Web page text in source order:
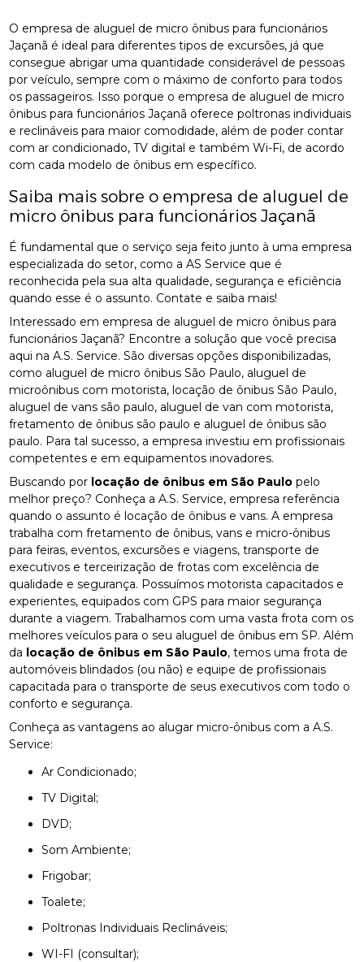
O empresa de aluguel de micro ônibus para funcionários
Jaçanã é ideal para diferentes tipos de excursões, já que
consegue abrigar uma quantidade considerável de pessoas
por veículo, sempre com o máximo de conforto para todos
os passageiros. Isso porque o empresa de aluguel de micro
ônibus para funcionários Jaçanã oferece poltronas individuais
e reclináveis para maior comodidade, além de poder contar
com ar condicionado, TV digital e também Wi-Fi, de acordo
com cada modelo de ônibus em específico.
Saiba mais sobre o empresa de aluguel de
micro ônibus para funcionários Jaçanã
É fundamental que o serviço seja feito junto à uma empresa
especializada do setor, como a AS Service que é
reconhecida pela sua alta qualidade, segurança e eficiência
quando esse é o assunto. Contate e saiba mais!
Interessado em empresa de aluguel de micro ônibus para
funcionários Jaçanã? Encontre a solução que você precisa
aqui na A.S. Service. São diversas opções disponibilizadas,
como aluguel de micro ônibus São Paulo, aluguel de
microônibus com motorista, locação de ônibus São Paulo,
aluguel de vans são paulo, aluguel de van com motorista,
fretamento de ônibus são paulo e aluguel de ônibus são
paulo. Para tal sucesso, a empresa investiu em profissionais
competentes e em equipamentos inovadores.
Buscando por locação de ônibus em São Paulo pelo
melhor preço? Conheça a A.S. Service, empresa referência
quando o assunto é locação de ônibus e vans. A empresa
trabalha com fretamento de ônibus, vans e micro-ônibus
para feiras, eventos, excursões e viagens, transporte de
executivos e terceirização de frotas com excelência de
qualidade e segurança. Possuímos motorista capacitados e
experientes, equipados com GPS para maior segurança
durante a viagem. Trabalhamos com uma vasta frota com os
melhores veículos para o seu aluguel de ônibus em SP. Além
da locação de ônibus em São Paulo, temos uma frota de
automóveis blindados (ou não) e equipe de profissionais
capacitada para o transporte de seus executivos com todo o
conforto e segurança.
Conheça as vantagens ao alugar micro-ônibus com a A.S.
Service:
Ar Condicionado;
TV Digital;
DVD;
Som Ambiente;
Frigobar;
Toalete;
Poltronas Individuais Reclináveis;
WI-FI (consultar);